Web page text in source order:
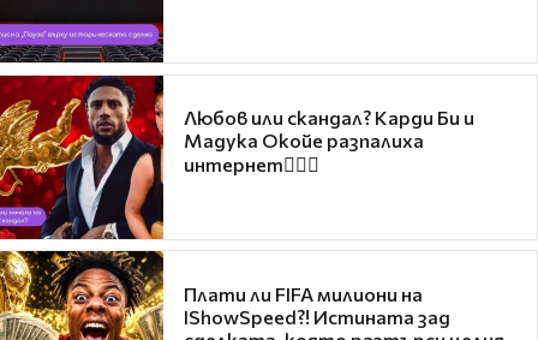
Любов или скандал? Карди Би и
Мадука Окойе разпалиха
интернет❤️‍🔥🔥
Плати ли FIFA милиони на
IShowSpeed?! Истината зад